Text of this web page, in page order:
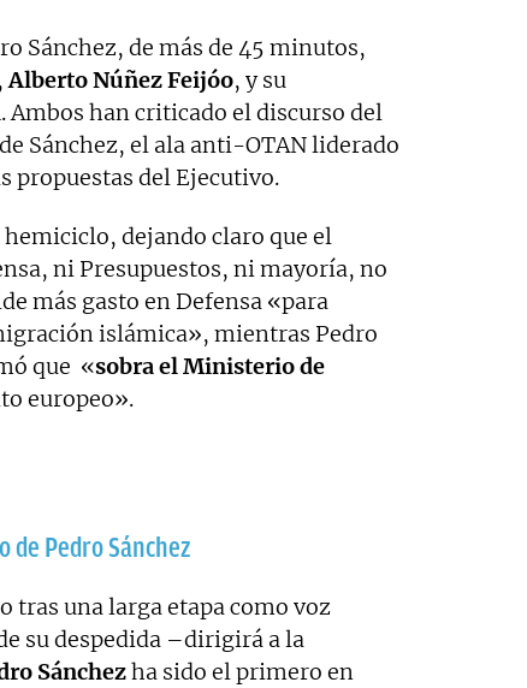
Sánchez, de más de 45 minutos,
Alberto Núñez Feijóo, y su
. Ambos han criticado el discurso del
Sánchez, el ala anti-OTAN liderado
propuestas del Ejecutivo.
hemiciclo, dejando claro que el
ni Presupuestos, ni mayoría, no
más gasto en Defensa «para
islámica», mientras Pedro
que «sobra el Ministerio de
europeo».
de Pedro Sánchez
tras una larga etapa como voz
su despedida –dirigirá a la
Sánchezha sido el primero en